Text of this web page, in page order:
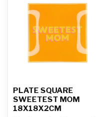
PLATE SQUARE
SWEETEST MOM
18X18X2CM